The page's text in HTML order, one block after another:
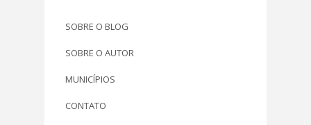
SOBRE O BLOG
SOBRE O AUTOR
MUNICÍPIOS
CONTATO